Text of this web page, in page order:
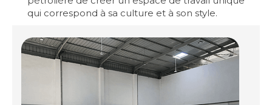
qui correspond à sa culture et à son style.